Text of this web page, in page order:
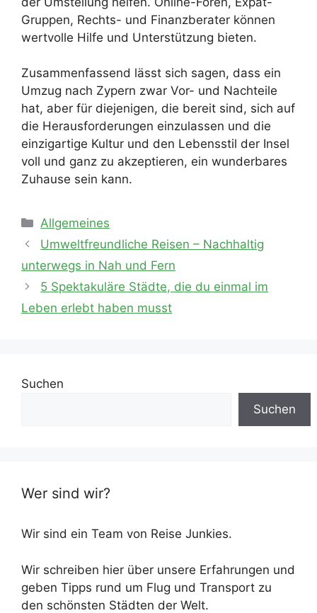
Gruppen, Rechts- und Finanzberater können
wertvolle Hilfe und Unterstützung bieten.
Zusammenfassend lässt sich sagen, dass ein
Umzug nach Zypern zwar Vor- und Nachteile
hat, aber für diejenigen, die bereit sind, sich auf
die Herausforderungen einzulassen und die
einzigartige Kultur und den Lebensstil der Insel
voll und ganz zu akzeptieren, ein wunderbares
Zuhause sein kann.
Kategorien
Allgemeines
Beitrags-
Navigation
Umweltfreundliche Reisen – Nachhaltig
unterwegs in Nah und Fern
5 Spektakuläre Städte, die du einmal im
Leben erlebt haben musst
Suchen
Suchen
Wer sind wir?
Wir sind ein Team von Reise Junkies.
Wir schreiben hier über unsere Erfahrungen und
geben Tipps rund um Flug und Transport zu
den schönsten Städten der Welt.